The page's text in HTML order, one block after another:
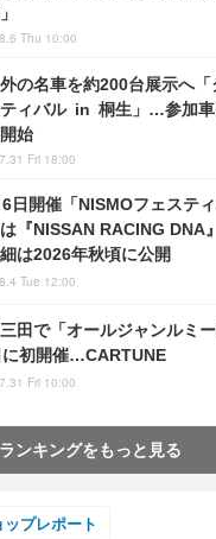
Thu 10:00
の名車を約200台展示へ
ティバル in 桐生」…参加車
始
Fri 18:00
日開催「NISMOフェステ
『NISSAN RACING DNA
は2026年秋頃に公開
Tue 12:00
田で「オールジャンルミ
初開催…CARTUNE
Fri 10:00
ランキングをもっと見る
ップレポート